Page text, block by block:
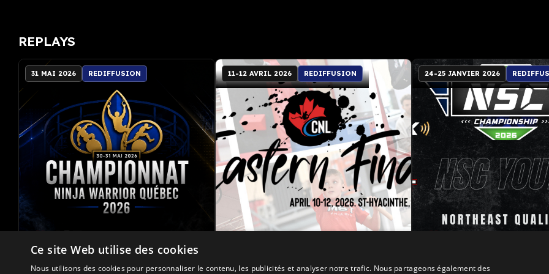
REPLAYS
31 MAI 2026 REDIFFUSION
Championnat Ninja Warrior
Québec 2026
3 courses
11-12 AVRIL 2026 REDIFFUSION 24-25 JANVIER 2026
Ce site Web utilise des cookies
Nous utilisons des cookies pour personnaliser le contenu, les publicités et analyser notre trafic. Nous partageons également des